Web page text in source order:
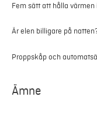
Fem sätt att hålla
Är elen billigare på
Proppskåp och
Ämne